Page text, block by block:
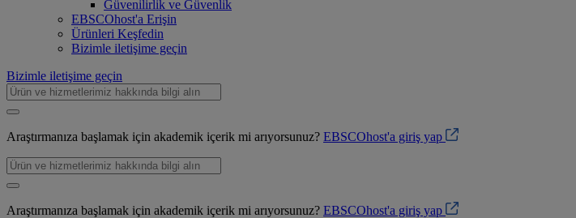
Güvenilirlik ve Güvenlik
EBSCOhost'a Erişin
Ürünleri Keşfedin
Bizimle iletişime geçin
Bizimle iletişime geçin
Araştırmanıza başlamak için akademik içerik mi arıyorsunuz? EBSCOhost'a giriş yap
Araştırmanıza başlamak için akademik içerik mi arıyorsunuz? EBSCOhost'a giriş yap